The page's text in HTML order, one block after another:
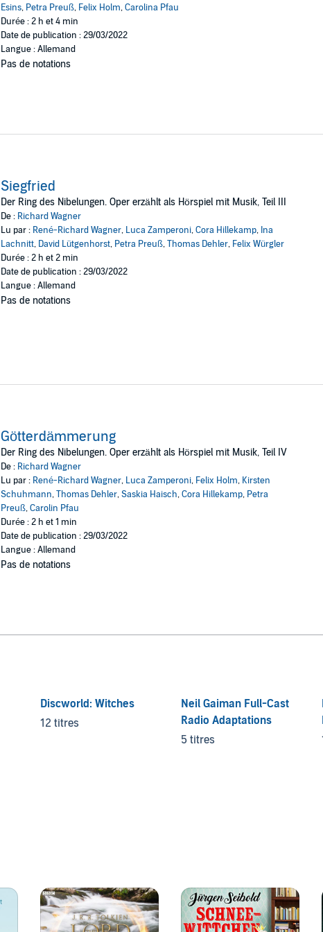
Esins, Petra Preuß, Felix Holm,Carolina Pfau
Durée : 2 h et 4 min
Date de publication : 29/03/2022
Langue : Allemand
Pas de notations
Siegfried
Der Ring des Nibelungen. Oper erzählt als Hörspiel mit Musik, Teil III
De : Richard Wagner
Lu par : René-Richard Wagner, Luca Zamperoni,Cora Hillekamp, Ina
Lachnitt, David Lütgenhorst, Petra Preuß,Thomas Dehler, Felix Würgler
Durée : 2 h et 2 min
Date de publication : 29/03/2022
Langue : Allemand
Pas de notations
Götterdämmerung
Der Ring des Nibelungen. Oper erzählt als Hörspiel mit Musik, Teil IV
De : Richard Wagner
Lu par : René-Richard Wagner, Luca Zamperoni, Felix Holm, Kirsten
Schuhmann,Thomas Dehler,Saskia Haisch,Cora Hillekamp, Petra
Preuß,Carolin Pfau
Durée : 2 h et 1 min
Date de publication : 29/03/2022
Langue : Allemand
Pas de notations
Discworld: Witches
12 titres
Neil Gaiman Full-Cast
Radio Adaptations
5 titres